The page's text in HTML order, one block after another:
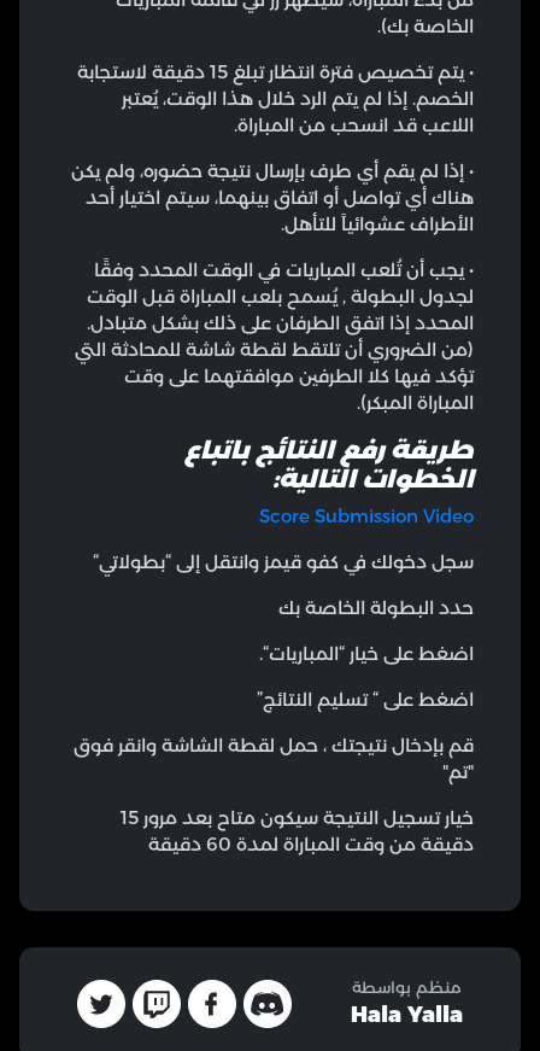
الخاصة بك).
• يتم تخصيص فترة انتظار تبلغ 15 دقيقة لاستجابة
الخصم. إذا لم يتم الرد خلال هذا الوقت، يُعتبر
اللاعب قد انسحب من المباراة.
• إذا لم يقم أي طرف بإرسال نتيجة حضوره، ولم يكن
هناك أي تواصل أو اتفاق بينهما، سيتم اختيار أحد
الأطراف عشوائياً للتأهل.
• يجب أن تُلعب المباريات في الوقت المحدد وفقًا
لجدول البطولة , يُسمح بلعب المباراة قبل الوقت
المحدد إذا اتفق الطرفان على ذلك بشكل متبادل.
(من الضروري أن تلتقط لقطة شاشة للمحادثة التي
تؤكد فيها كلا الطرفين موافقتهما على وقت
المباراة المبكر).
طريقة رفع النتائج باتباع
الخطوات التالية:
Score Submission Video
سجل دخولك في كفو قيمز وانتقل إلى “بطولاتي“
حدد البطولة الخاصة بك
اضغط على خيار “المباريات“.
اضغط على “ تسليم النتائج”
قم بإدخال نتيجتك ، حمل لقطة الشاشة وانقر فوق
"تم"
خيار تسجيل النتيجة سيكون متاح بعد مرور 15
دقيقة من وقت المباراة لمدة 60 دقيقة
منظم بواسطة
Hala Yalla